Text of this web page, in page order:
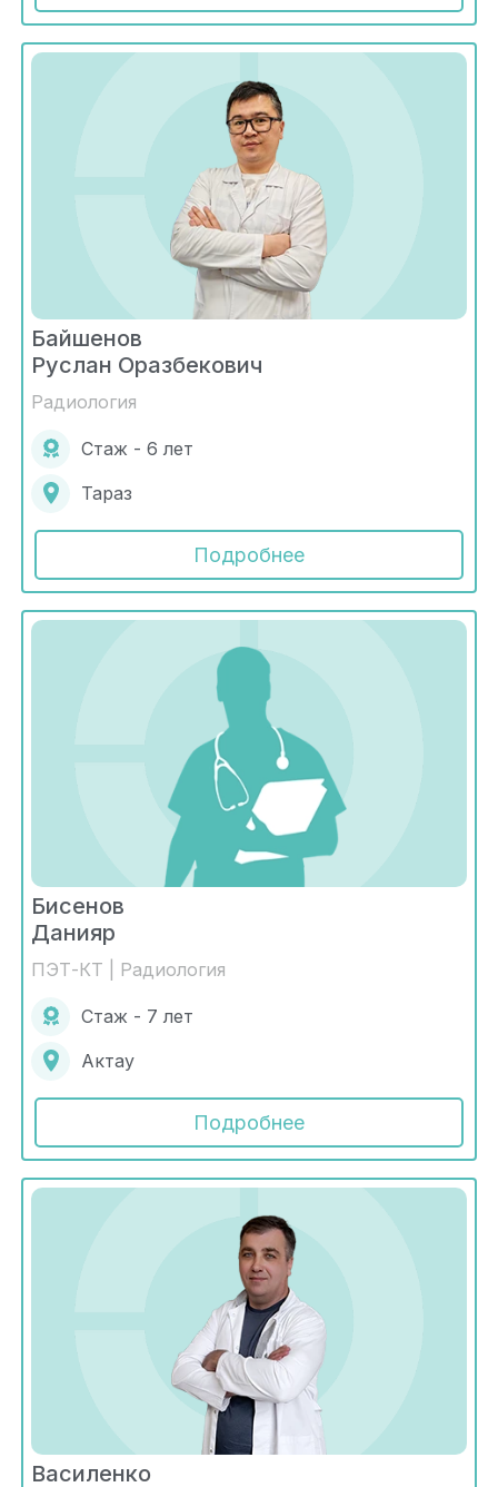
Байшенов
Руслан Оразбекович
Радиология
Стаж - 6 лет
Тараз
Подробнее
Бисенов
Данияр
ПЭТ-КТ | Радиология
Стаж - 7 лет
Актау
Подробнее
Василенко